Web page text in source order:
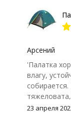
Арсений
'Палатка
влагу,
спать в ней
23 апреля